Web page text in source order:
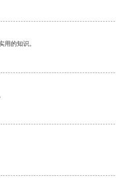
的知识。